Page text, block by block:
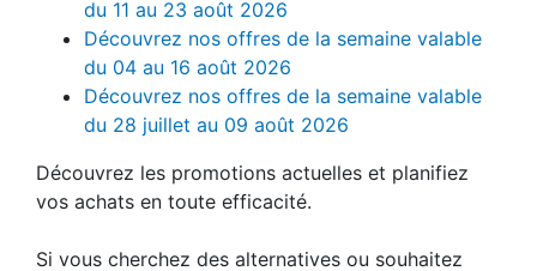
du 11 au 23 août 2026
Découvrez nos offres de la semaine valable
du 04 au 16 août 2026
Découvrez nos offres de la semaine valable
du 28 juillet au 09 août 2026
Découvrez les promotions actuelles et planifiez
vos achats en toute efficacité.
Si vous cherchez des alternatives ou souhaitez